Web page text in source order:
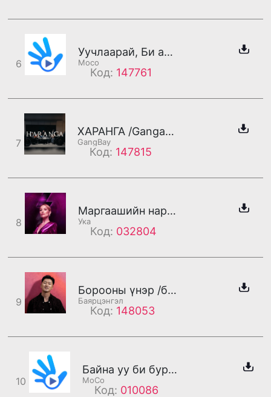
6
Уучлаарай, Би амарч байна
Moco
Код: 147761
7
ХАРАНГА /Gangaa хэсэг/
GangBay
Код: 147815
8
Маргаашийн нарлуу хамт аялах уу (бадаг)
Ука
Код: 032804
9
Борооны үнэр /бадаг/
Баярцэнгэл
Код: 148053
10
Байна уу би бурхан байна
MoCo
Код: 010086